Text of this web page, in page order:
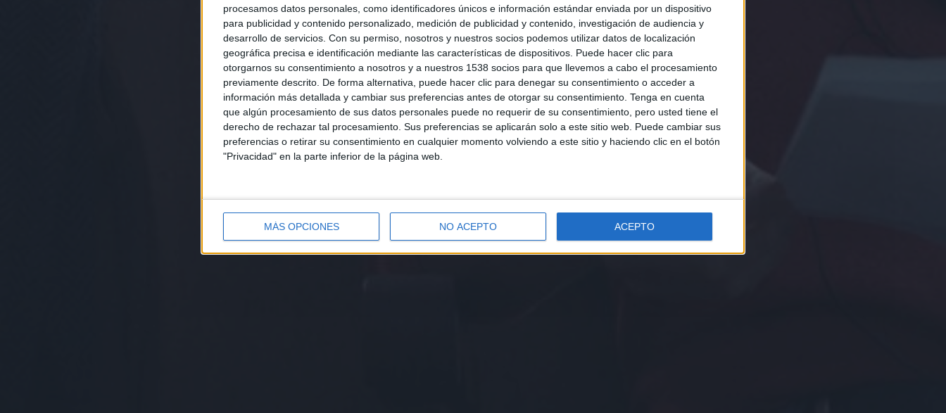
procesamos datos personales, como identificadores únicos e información estándar enviada por un dispositivo
para publicidad y contenido personalizado, medición de publicidad y contenido, investigación de audiencia y
desarrollo de servicios. Con su permiso, nosotros y nuestros socios podemos utilizar datos de localización
geográfica precisa e identificación mediante las características de dispositivos. Puede hacer clic para
otorgarnos su consentimiento a nosotros y a nuestros 1538 socios para que llevemos a cabo el procesamiento
previamente descrito. De forma alternativa, puede hacer clic para denegar su consentimiento o acceder a
información más detallada y cambiar sus preferencias antes de otorgar su consentimiento. Tenga en cuenta
que algún procesamiento de sus datos personales puede no requerir de su consentimiento, pero usted tiene el
derecho de rechazar tal procesamiento. Sus preferencias se aplicarán solo a este sitio web. Puede cambiar sus
preferencias o retirar su consentimiento en cualquier momento volviendo a este sitio y haciendo clic en el botón
"Privacidad" en la parte inferior de la página web.
MÁS OPCIONES NO ACEPTO ACEPTO